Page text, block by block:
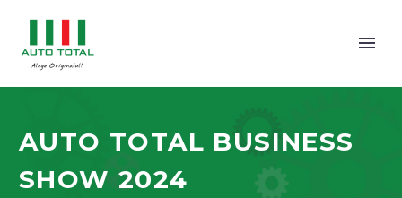
AUTO TOTAL BUSINESS
SHOW 2024